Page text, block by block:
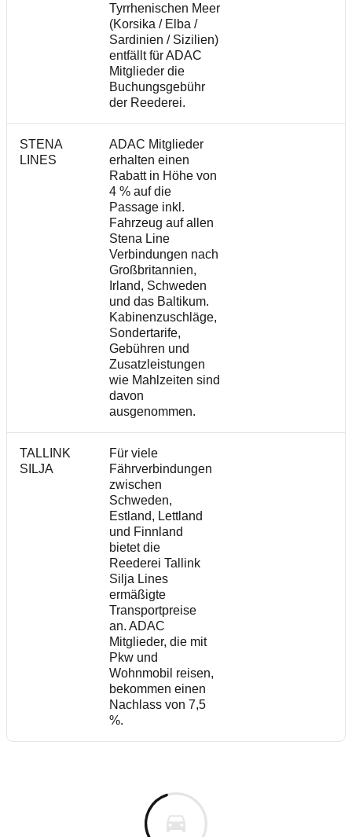
Tyrrhenischen Meer
(Korsika / Elba /
Sardinien / Sizilien)
entfällt für ADAC
Mitglieder die
Buchungsgebühr
der Reederei.
STENA
LINES
ADAC Mitglieder
erhalten einen
Rabatt in Höhe von
4 % auf die
Passage inkl.
Fahrzeug auf allen
Stena Line
Verbindungen nach
Großbritannien,
Irland, Schweden
und das Baltikum.
Kabinenzuschläge,
Sondertarife,
Gebühren und
Zusatzleistungen
wie Mahlzeiten sind
davon
ausgenommen.
TALLINK
SILJA
Für viele
Fährverbindungen
zwischen
Schweden,
Estland, Lettland
und Finnland
bietet die
Reederei Tallink
Silja Lines
ermäßigte
Transportpreise
an. ADAC
Mitglieder, die mit
Pkw und
Wohnmobil reisen,
bekommen einen
Nachlass von 7,5
%.